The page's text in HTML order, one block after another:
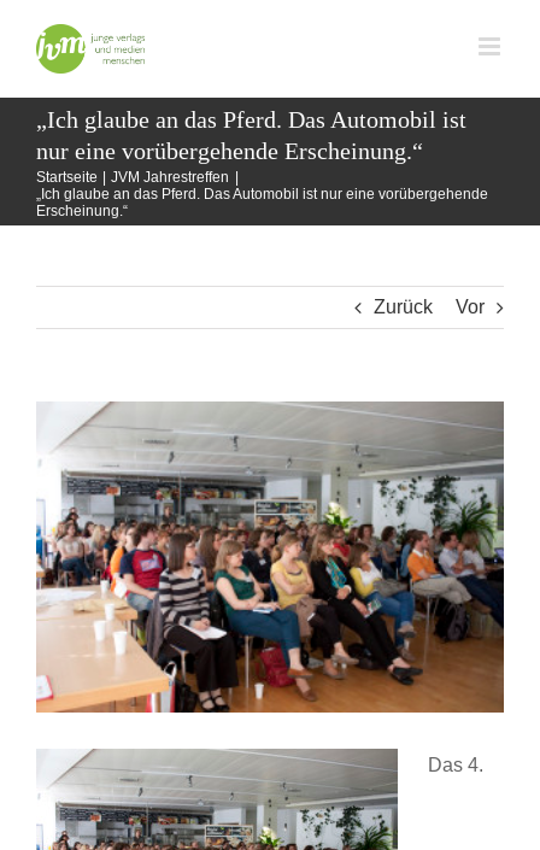
Inhalt
springen
„Ich glaube an das Pferd. Das Automobil ist
nur eine vorübergehende Erscheinung.“
Startseite
JVM Jahrestreffen
„Ich glaube an das Pferd. Das Automobil ist nur eine vorübergehende
Erscheinung.“
Zurück Vor
grösseres
Bild
Das 4.